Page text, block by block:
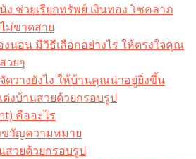
ช่วยเรียกทรัพย์ เงินทอง โชคลาภ
ม่ขาดสาย
นอน มีวิธีเลือกอย่างไร ให้ตรงใจคุณ
วยๆ
ดวางยังไง ให้บ้านคุณน่าอยู่ยิ่งขึ้น
ต่งบ้านสวยด้วยกรอบรูป
คืออะไร​
ขวัญความหมาย
สวยด้วยกรอบรูป